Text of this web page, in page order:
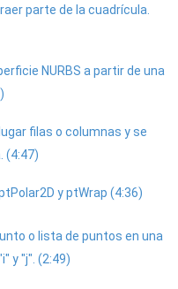
parte de la cuadrícula.
NURBS a partir de una
filas o columnas y se
(4:47)
y ptWrap (4:36)
o lista de puntos en una
y "j". (2:49)